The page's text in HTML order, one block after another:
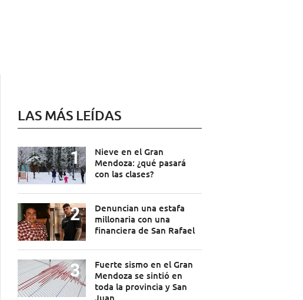
LAS MÁS LEÍDAS
Nieve en el Gran
Mendoza: ¿qué pasará
con las clases?
Denuncian una estafa
millonaria con una
financiera de San Rafael
Fuerte sismo en el Gran
Mendoza se sintió en
toda la provincia y San